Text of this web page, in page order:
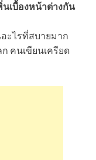
เบื้องหน้าต่างกัน
อะไรที่สบายมาก
คนเขียนเครียด